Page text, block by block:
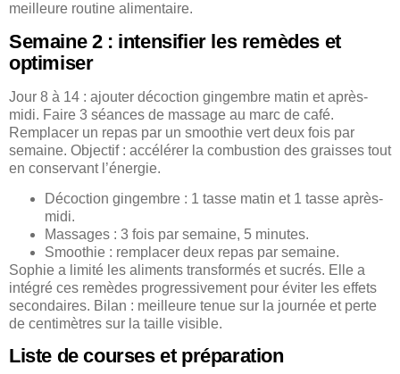
meilleure routine alimentaire.
Semaine 2 : intensifier les remèdes et
optimiser
Jour 8 à 14 : ajouter décoction gingembre matin et après-
midi. Faire 3 séances de massage au marc de café.
Remplacer un repas par un smoothie vert deux fois par
semaine. Objectif : accélérer la combustion des graisses tout
en conservant l’énergie.
Décoction gingembre : 1 tasse matin et 1 tasse après-
midi.
Massages : 3 fois par semaine, 5 minutes.
Smoothie : remplacer deux repas par semaine.
Sophie a limité les aliments transformés et sucrés. Elle a
intégré ces remèdes progressivement pour éviter les effets
secondaires. Bilan : meilleure tenue sur la journée et perte
de centimètres sur la taille visible.
Liste de courses et préparation